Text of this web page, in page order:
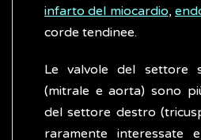
infarto del miocardio,
corde tendinee.
Le valvole del settore
(mitrale e aorta) sono
del settore destro
raramente interessate